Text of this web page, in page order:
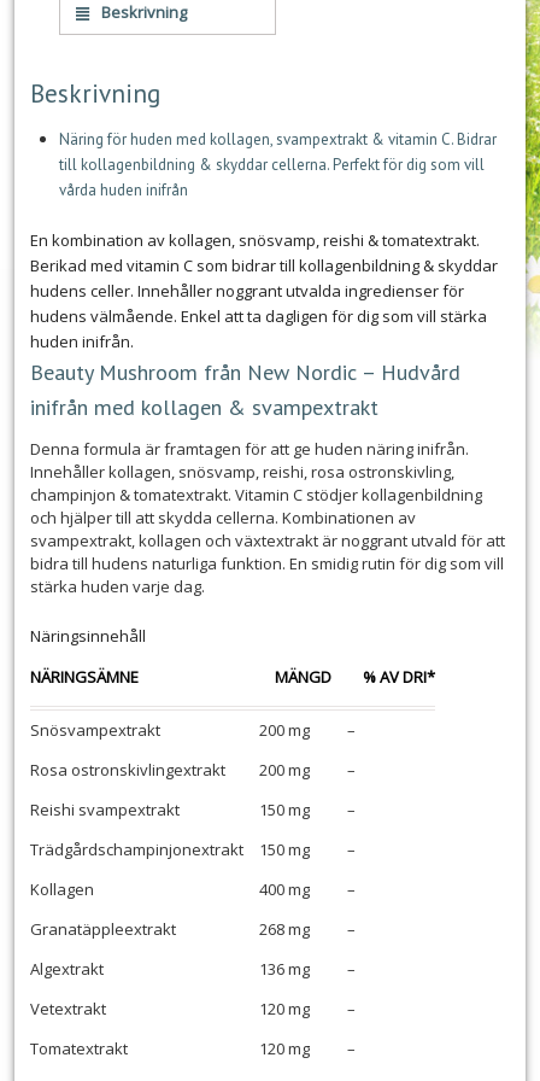
Beskrivning
Beskrivning
Näring för huden med kollagen, svampextrakt & vitamin C. Bidrar
till kollagenbildning & skyddar cellerna. Perfekt för dig som vill
vårda huden inifrån
En kombination av kollagen, snösvamp, reishi & tomatextrakt.
Berikad med vitamin C som bidrar till kollagenbildning & skyddar
hudens celler. Innehåller noggrant utvalda ingredienser för
hudens välmående. Enkel att ta dagligen för dig som vill stärka
huden inifrån.
Beauty Mushroom från New Nordic – Hudvård
inifrån med kollagen & svampextrakt
Denna formula är framtagen för att ge huden näring inifrån.
Innehåller kollagen, snösvamp, reishi, rosa ostronskivling,
champinjon & tomatextrakt. Vitamin C stödjer kollagenbildning
och hjälper till att skydda cellerna. Kombinationen av
svampextrakt, kollagen och växtextrakt är noggrant utvald för att
bidra till hudens naturliga funktion. En smidig rutin för dig som vill
stärka huden varje dag.
Näringsinnehåll
NÄRINGSÄMNE
MÄNGD % AV DRI*
Snösvampextrakt 200 mg
–
Rosa ostronskivlingextrakt
200 mg
–
Reishi svampextrakt
150 mg
–
Trädgårdschampinjonextrakt
150 mg
–
Kollagen
400 mg
–
Granatäppleextrakt
268 mg
–
Algextrakt
136 mg
–
Vetextrakt
120 mg
–
Tomatextrakt
120 mg
–